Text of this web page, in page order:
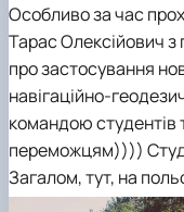
Особливо за час
Тарас Олексійович з
про застосування
навігаційно-
командою студентів
переможцям))))
Загалом, тут, на